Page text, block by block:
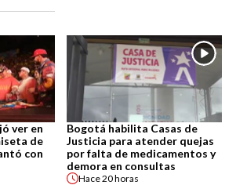
ver en
de
con
Bogotá habilita Casas de
Justicia para atender quejas
por falta de medicamentos y
demora en consultas
Hace20 horas